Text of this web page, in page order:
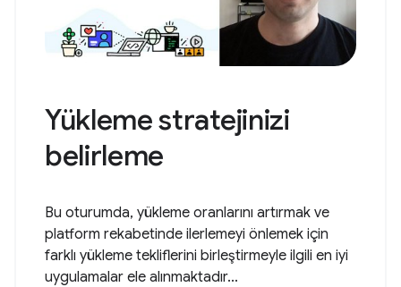
Yükleme stratejinizi
belirleme
Bu oturumda, yükleme oranlarını artırmak ve
platform rekabetinde ilerlemeyi önlemek için
farklı yükleme tekliflerini birleştirmeyle ilgili en iyi
uygulamalar ele alınmaktadır...